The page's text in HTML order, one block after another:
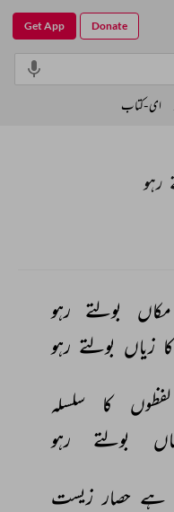
رہو
مکاں بولتے رہو
کا زیاں بولتے رہو
لفظوں کا
سلسلہ
بولتے
رہو
ہے حصار زیست
Get App Donate
ای-کتاب